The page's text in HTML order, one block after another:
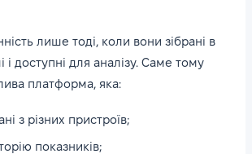
лише тоді, коли вони зібрані в
і доступні для аналізу. Саме тому
платформа, яка:
з різних пристроїв;
показників;